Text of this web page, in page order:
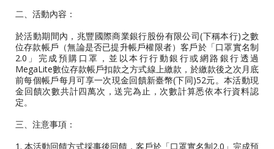
二、活動內容：
於活動期間內，兆豐國際商業銀行股份有限公司(下稱本行)之數
位存款帳戶（無論是否已提升帳戶權限者）客戶於「口罩實名制
2.0」完成預購口罩，並以本行行動銀行或網路銀行透過
MegaLite數位存款帳戶扣款之方式線上繳款，於繳款後之次月底
前每個帳戶每月可享一次現金回饋新臺幣(下同)52元。本活動現
金回饋次數共計四萬次，送完為止，次數計算悉依本行資料認
定。
三、注意事項：
1. 本活動回饋方式採事後回饋，客戶於「口罩實名制2.0」完成預